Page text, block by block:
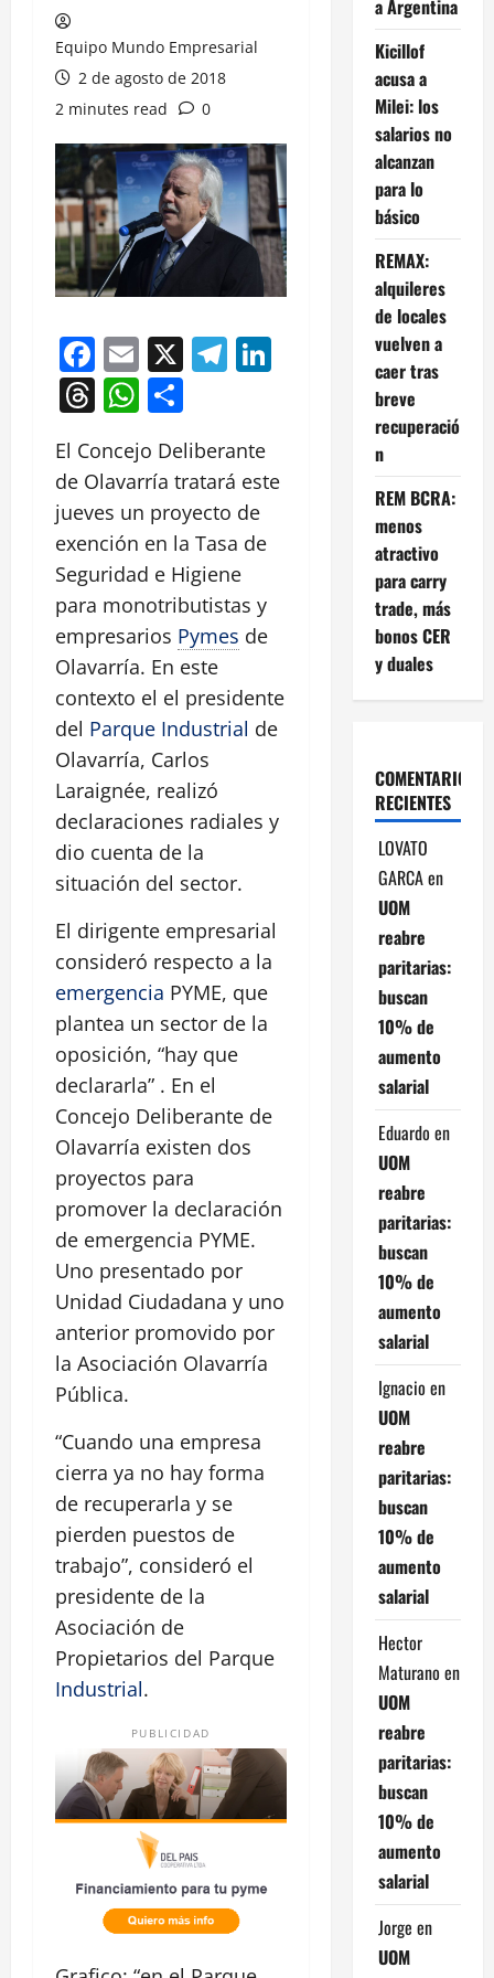
Equipo Mundo Empresarial
2 de agosto de 2018
2 minutes read
0
Facebook
Email
X Telegram
LinkedIn
Threads
WhatsApp
El Concejo Deliberante
de Olavarría tratará este
jueves un proyecto de
exención en la Tasa de
Seguridad e Higiene
para monotributistas y
empresarios Pymes de
Olavarría. En este
contexto el el presidente
del Parque Industrial de
Olavarría, Carlos
Laraignée, realizó
declaraciones radiales y
dio cuenta de la
situación del sector.
El dirigente empresarial
consideró respecto a la
emergencia PYME, que
plantea un sector de la
oposición, “hay que
declararla” . En el
Concejo Deliberante de
Olavarría existen dos
proyectos para
promover la declaración
de emergencia PYME.
Uno presentado por
Unidad Ciudadana y uno
anterior promovido por
la Asociación Olavarría
Pública.
“Cuando una empresa
cierra ya no hay forma
de recuperarla y se
pierden puestos de
trabajo”, consideró el
presidente de la
Asociación de
Propietarios del Parque
Industrial.
PUBLICIDAD
a Argentina
Kicillof
acusa a
Milei: los
salarios no
alcanzan
para lo
básico
REMAX:
alquileres
de locales
vuelven a
caer tras
breve
recuperació
n
REM BCRA:
menos
atractivo
para carry
trade, más
bonos CER
y duales
COMENTARIOS
RECIENTES
LOVATO
GARCAen
UOM
reabre
paritarias:
buscan
10% de
aumento
salarial
Eduardo en
UOM
reabre
paritarias:
buscan
10% de
aumento
salarial
Ignacio en
UOM
reabre
paritarias:
buscan
10% de
aumento
salarial
Hector
Maturano en
UOM
reabre
paritarias:
buscan
10% de
aumento
salarial
Jorge en
UOM